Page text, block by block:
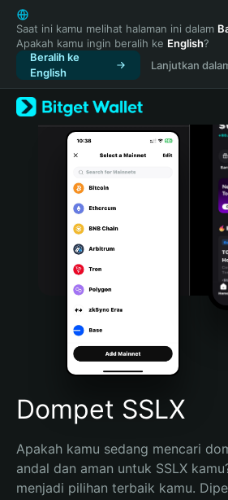
English
日本語
Tiếng Việt
Русский
Español (Latinoamérica)
Türkçe
Italiano
Português (Portugal)
Bahasa Indonesia
Português (Brasil)
Español (Argentina)
Saat ini kamu melihat halaman ini dalam
Apakah kamu ingin beralih ke English?
Beralih ke
English
Lanjutkan
Dompet SSLX
Apakah kamu sedang mencari
andal dan aman untuk SSLX
menjadi pilihan terbaik kamu.